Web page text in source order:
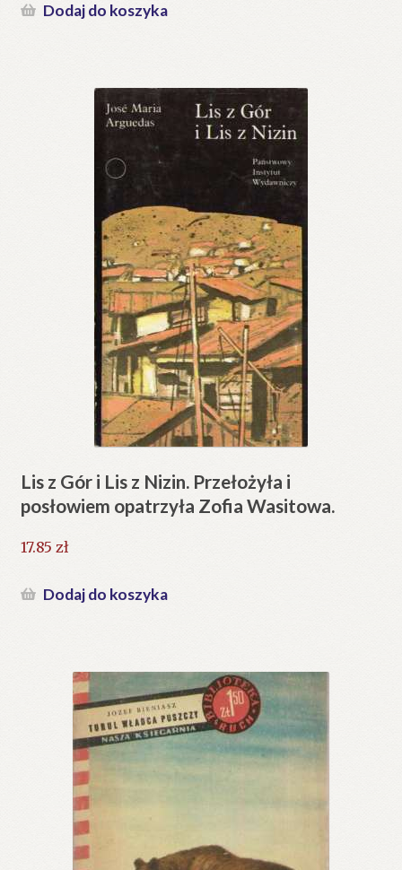
Dodaj do koszyka
Lis z Gór i Lis z Nizin. Przełożyła i
posłowiem opatrzyła Zofia Wasitowa.
17.85 zł
Dodaj do koszyka